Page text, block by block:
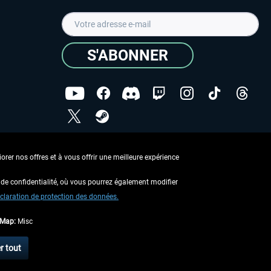
S'ABONNER
Copyright © Aerosoft GmbH - Tous droits réservés
description contraire.
d'expédition
nos offres et à vous offrir une meilleure expérience
confidentialité, où vous pourrez également modifier
de protection des données.
Misc
tout